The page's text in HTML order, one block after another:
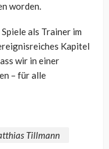
worden.
als Trainer im
Kapitel
wir in einer
– für alle
Tillmann